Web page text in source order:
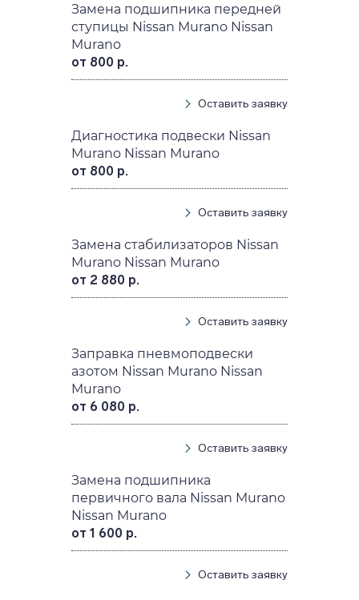
Замена подшипника передней
ступицы Nissan Murano Nissan
Murano
от 800 р.
Оставить заявку
Диагностика подвески Nissan
Murano Nissan Murano
от 800 р.
Оставить заявку
Замена стабилизаторов Nissan
Murano Nissan Murano
от 2 880 р.
Оставить заявку
Заправка пневмоподвески
азотом Nissan Murano Nissan
Murano
от 6 080 р.
Оставить заявку
Замена подшипника
первичного вала Nissan Murano
Nissan Murano
от 1 600 р.
Оставить заявку